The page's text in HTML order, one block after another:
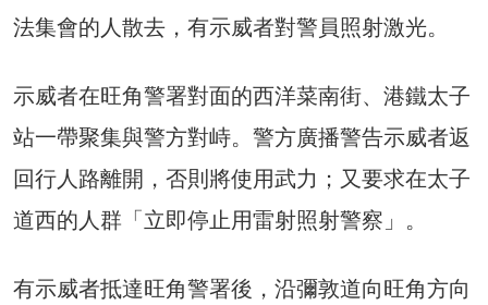
法集會的人散去，有示威者對警員照射激光。
示威者在旺角警署對面的西洋菜南街、港鐵太子
站一帶聚集與警方對峙。警方廣播警告示威者返
回行人路離開，否則將使用武力；又要求在太子
道西的人群「立即停止用雷射照射警察」。
有示威者抵達旺角警署後，沿彌敦道向旺角方向